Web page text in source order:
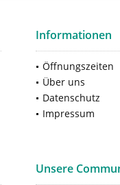
Informationen
Öffnungszeiten
Über uns
Datenschutz
Impressum
Unsere